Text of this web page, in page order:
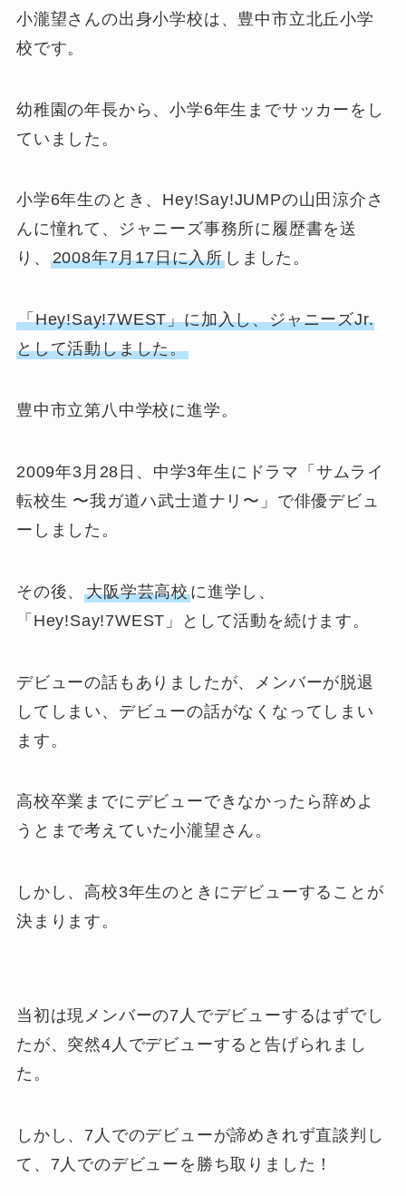
小瀧望さんの出身小学校は、豊中市立北丘小学
校です。
幼稚園の年長から、小学6年生までサッカーをし
ていました。
小学6年生のとき、Hey!Say!JUMPの山田涼介さ
んに憧れて、ジャニーズ事務所に履歴書を送
り、 2008年7月17日に入所 しました。
「Hey!Say!7WEST」に加入し、ジャニーズJr.
として活動しました。
豊中市立第八中学校に進学。
2009年3月28日、中学3年生にドラマ「サムライ
転校生 〜我ガ道ハ武士道ナリ〜」で俳優デビュ
ーしました。
その後、大阪学芸高校に進学し、
「Hey!Say!7WEST」として活動を続けます。
デビューの話もありましたが、メンバーが脱退
してしまい、デビューの話がなくなってしまい
ます。
高校卒業までにデビューできなかったら辞めよ
うとまで考えていた小瀧望さん。
しかし、高校3年生のときにデビューすることが
決まります。
当初は現メンバーの7人でデビューするはずでし
たが、突然4人でデビューすると告げられまし
た。
しかし、7人でのデビューが諦めきれず直談判し
て、7人でのデビューを勝ち取りました！